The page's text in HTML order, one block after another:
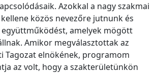
Azokkal a nagy szakmai
közös nevezőre jutnunk és
amelyek mögött
Amikor megválasztottak az
Tagozat elnökének, programom
az volt, hogy a szakterületünkön